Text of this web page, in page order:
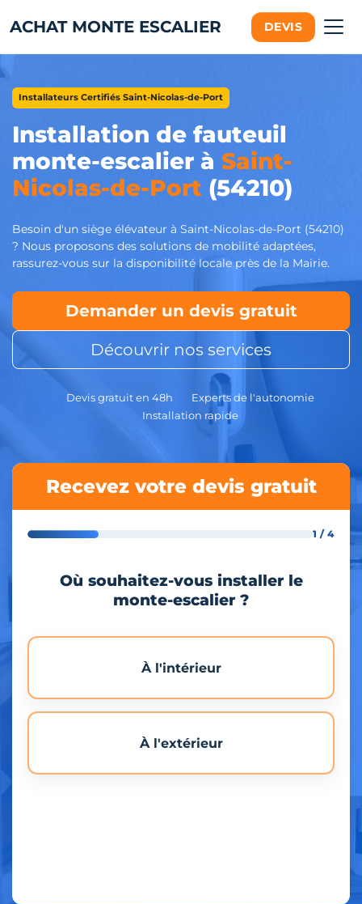
ACHAT MONTE ESCALIER DEVIS
Installateurs Certifiés Saint-Nicolas-de-Port
Installation de fauteuil
monte-escalier à Saint-
Nicolas-de-Port (54210)
Besoin d'un siège élévateur à Saint-Nicolas-de-Port (54210)
? Nous proposons des solutions de mobilité adaptées,
rassurez-vous sur la disponibilité locale près de la Mairie.
Demander un devis gratuit
Découvrir nos services
Devis gratuit en 48h
Experts de l'autonomie
Installation rapide
Recevez votre devis gratuit
1 / 4
Où souhaitez-vous installer le
monte-escalier ?
À l'intérieur
À l'extérieur